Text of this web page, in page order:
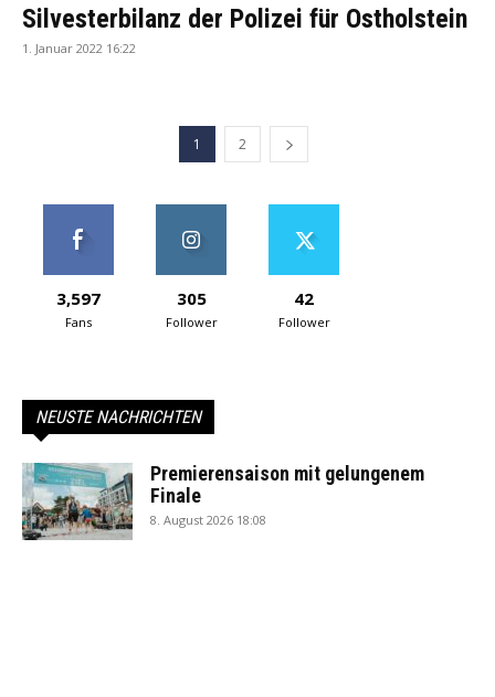
Silvesterbilanz der Polizei für Ostholstein
1. Januar 2022 16:22
1 2
3,597
Fans
305
Follower
42
Follower
NEUSTE NACHRICHTEN
Premierensaison mit gelungenem
Finale
8. August 2026 18:08